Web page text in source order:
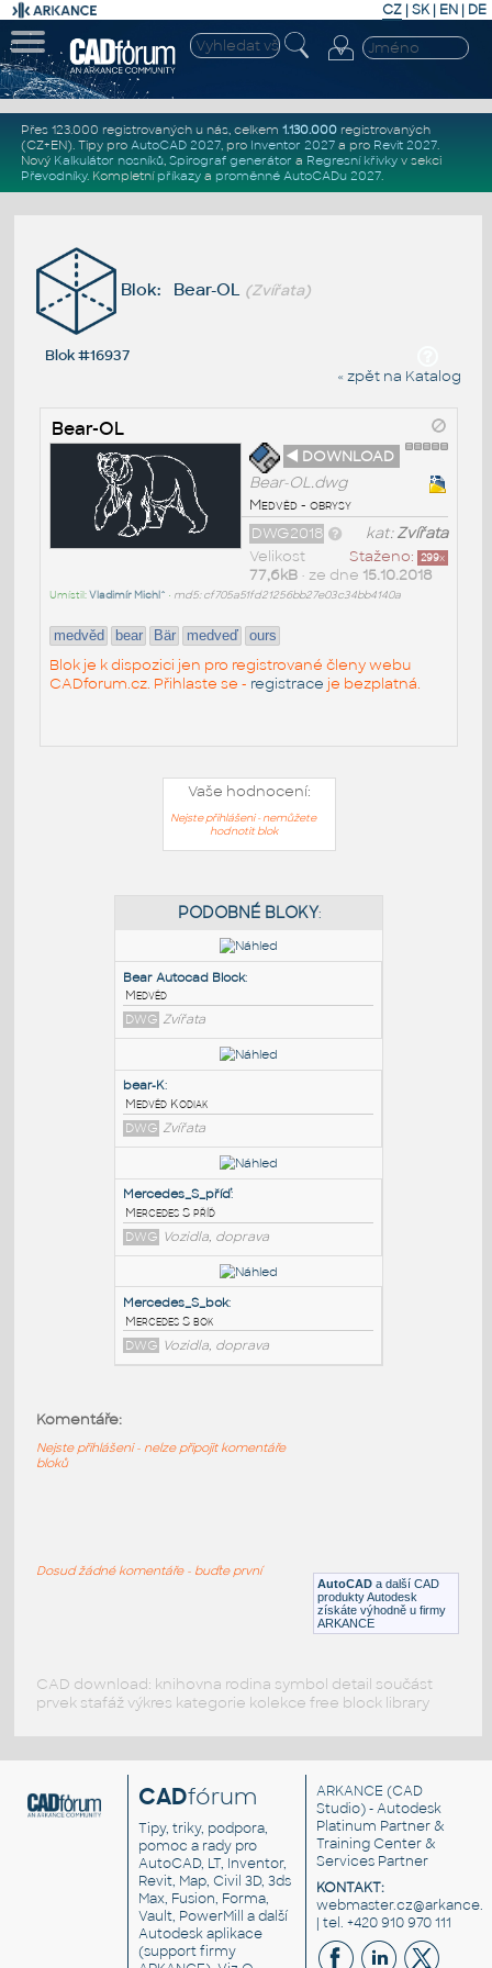
CZ | SK| EN | DE
Přes 123.000 registrovaných u nás, celkem 1.130.000registrovaných
(CZ+EN). Tipy pro AutoCAD 2027, pro Inventor 2027a pro Revit 2027.
Nový Kalkulátor nosníků, Spirograf generátor a Regresní křivkyv sekci
Převodníky. Kompletní příkazya proměnné AutoCADu 2027.
Blok: Bear-OL (Zvířata)
Blok #16937
« zpět na Katalog
Bear-OL
◄ DOWNLOAD
Bear-OL.dwg
Medvěd - obrysy
kat:Zvířata
DWG2018
Staženo: 299x
Velikost
77,6kB• ze dne 15.10.2018
Umístil:Vladimír Michl^ • md5: cf705a51fd21256bb27e03c34bb4140a
medvěd bear Bär medveď ours
Blok je k dispozici jen pro registrované členy webu
CADforum.cz. Přihlaste se - registrace je bezplatná.
Vaše hodnocení:
Nejste přihlášeni - nemůžete
hodnotit blok
PODOBNÉ BLOKY:
Bear Autocad Block:
DWG Zvířata
Medvěd Kodiak
DWG Zvířata
DWG Vozidla, doprava
Vozidla, doprava AutoCAD a další CAD
produkty Autodesk
získáte výhodně u firmy
ARKANCE
Komentáře:
Nejste přihlášeni - nelze připojit komentáře
bloků
Dosud žádné komentáře - buďte první
CAD download: knihovna rodina symbol detail součást
prvek stafáž výkres kategorie kolekce free block library
CADfórum
Tipy, triky, podpora,
pomoc a rady pro
AutoCAD, LT, Inventor,
Revit, Map, Civil 3D, 3ds
Max, Fusion, Forma,
Vault, PowerMill a další
Autodesk aplikace
(support firmy
ARKANCE (CAD
Studio) - Autodesk
Platinum Partner &
Training Center &
Services Partner
KONTAKT:
| tel. +420 910 970 111